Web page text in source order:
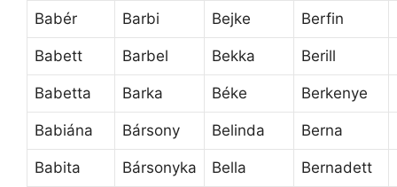
Babér Barbi Bejke Berfin
Babett Barbel Bekka Berill
Babetta Barka Béke Berkenye
Babiána Bársony Belinda Berna
Babita Bársonyka Bella Bernadett